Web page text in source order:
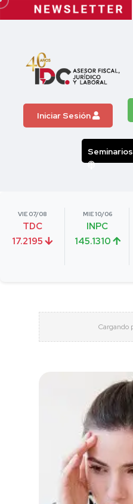
Iniciar Sesión
Seminarios
VIE 07/08
TDC
17.2195
MIE 10/06
INPC
145.1310